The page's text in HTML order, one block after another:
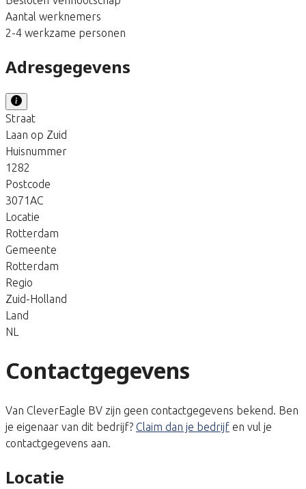
Aantal werknemers
2-4 werkzame personen
Adresgegevens
Straat
Laan op Zuid
Huisnummer
1282
Postcode
3071AC
Locatie
Rotterdam
Gemeente
Rotterdam
Regio
Zuid-Holland
Land
NL
Contactgegevens
Van CleverEagle BV zijn geen contactgegevens bekend. Ben
je eigenaar van dit bedrijf? Claim dan je bedrijf en vul je
contactgegevens aan.
Locatie